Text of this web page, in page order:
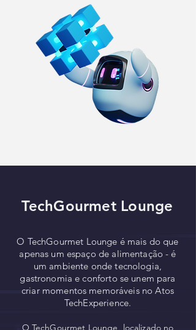
TechGourmet Lounge
O TechGourmet Lounge é mais do que
apenas um espaço de alimentação - é
um ambiente onde tecnologia,
gastronomia e conforto se unem para
criar momentos memoráveis no Atos
TechExperience.
O TechGourmet Lounge, localizado no